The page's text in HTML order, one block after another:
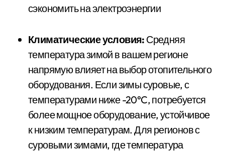
сэкономить на электроэнергии
Климатические условия: Средняя
температура зимой в вашем регионе
напрямую влияет на выбор отопительного
оборудования. Если зимы суровые, с
температурами ниже -20°C, потребуется
более мощное оборудование, устойчивое
к низким температурам. Для регионов с
суровыми зимами, где температура